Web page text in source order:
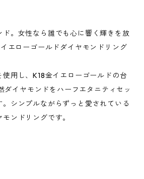
ド。女性なら誰でも心に響く輝きを放
エローゴールドダイヤモンドリング
用し、K18金イエローゴールドの台
イヤモンドをハーフエタニティセッ
。シンプルながらずっと愛されている
ンドリングです。